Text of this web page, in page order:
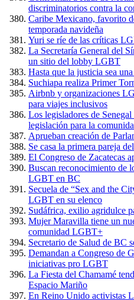
discriminatorios contra la
Caribe Mexicano, favorito
temporada navideña
Yuri se ríe de las críticas
La Secretaría General del
un sitio del lobby LGBT
Hasta que la justicia sea
Suchiapa realiza Primer
Airbnb y organizaciones
para viajes inclusivos
Los legisladores de
legislación para la
Aprueban creación de
Se casa la primera pareja
El Congreso de Zacatecas
Buscan reconocimiento de
LGBT en BC
Secuela de “Sex and the
LGBT en su elenco
Sudáfrica, exilio agridulce
Mujer Maravilla tiene un
comunidad LGBT+
Secretario de Salud de BC
Demandan a Congreso de
iniciativas pro LGBT
La Fiesta del Chamamé
Espacio Mariño
En Reino Unido activistas